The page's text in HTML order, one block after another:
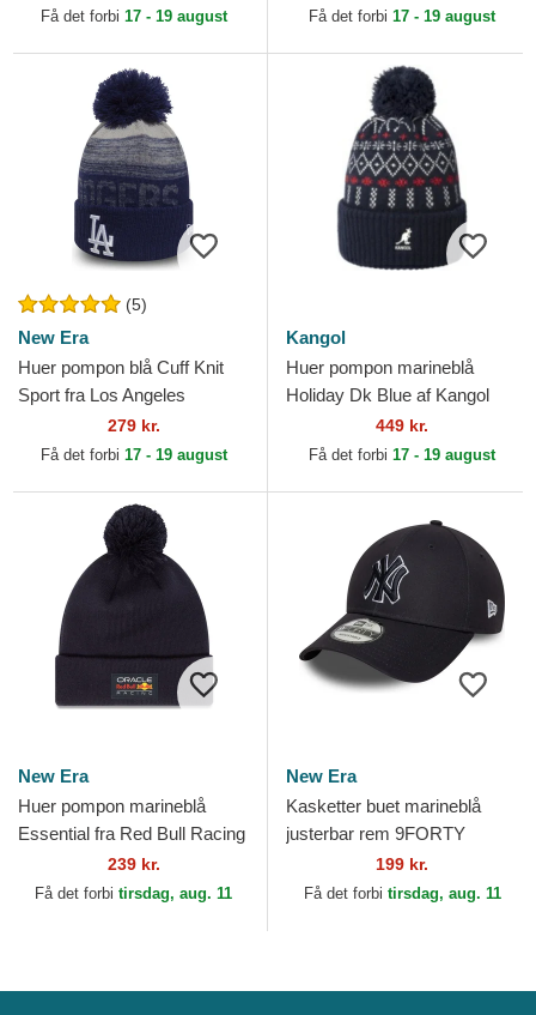
af New Era
Få det forbi 17 - 19 august Få det forbi 17 - 19 august
(5)
New Era
Huer pompon blå Cuff Knit
Sport fra Los Angeles
Dodgers MLB af New Era
279 kr.
Få det forbi 17 - 19 august
Kangol
Huer pompon marineblå
Holiday Dk Blue af Kangol
449 kr.
Få det forbi 17 - 19 august
New Era
Huer pompon marineblå
Essential fra Red Bull Racing
Formula 1 af New Era
239 kr.
Få det forbi tirsdag, aug. 11
New Era
Kasketter buet marineblå
justerbar rem 9FORTY
Outline fra New York
Yankees MLB af New Era
199 kr.
Få det forbi tirsdag, aug. 11